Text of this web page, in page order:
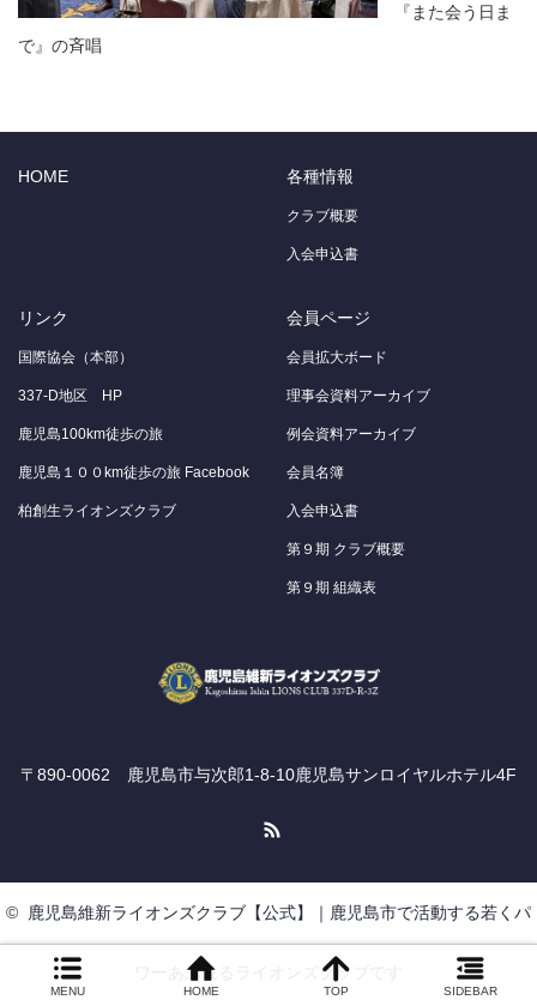
『また会う日ま
で』の斉唱
HOME 各種情報
クラブ概要
入会申込書
リンク
国際協会（本部）
337-D地区 HP
鹿児島100km徒歩の旅
鹿児島１００km徒歩の旅 Facebook
柏創生ライオンズクラブ
会員ページ
会員拡大ボード
理事会資料アーカイブ
例会資料アーカイブ
会員名簿
入会申込書
第９期 クラブ概要
第９期 組織表
〒890-0062 鹿児島市与次郎1-8-10鹿児島サンロイヤルホテル4F
MENU HOME TOP SIDEBAR
© 鹿児島維新ライオンズクラブ【公式】｜鹿児島市で活動する若くパ
ワーあふれるライオンズクラブです